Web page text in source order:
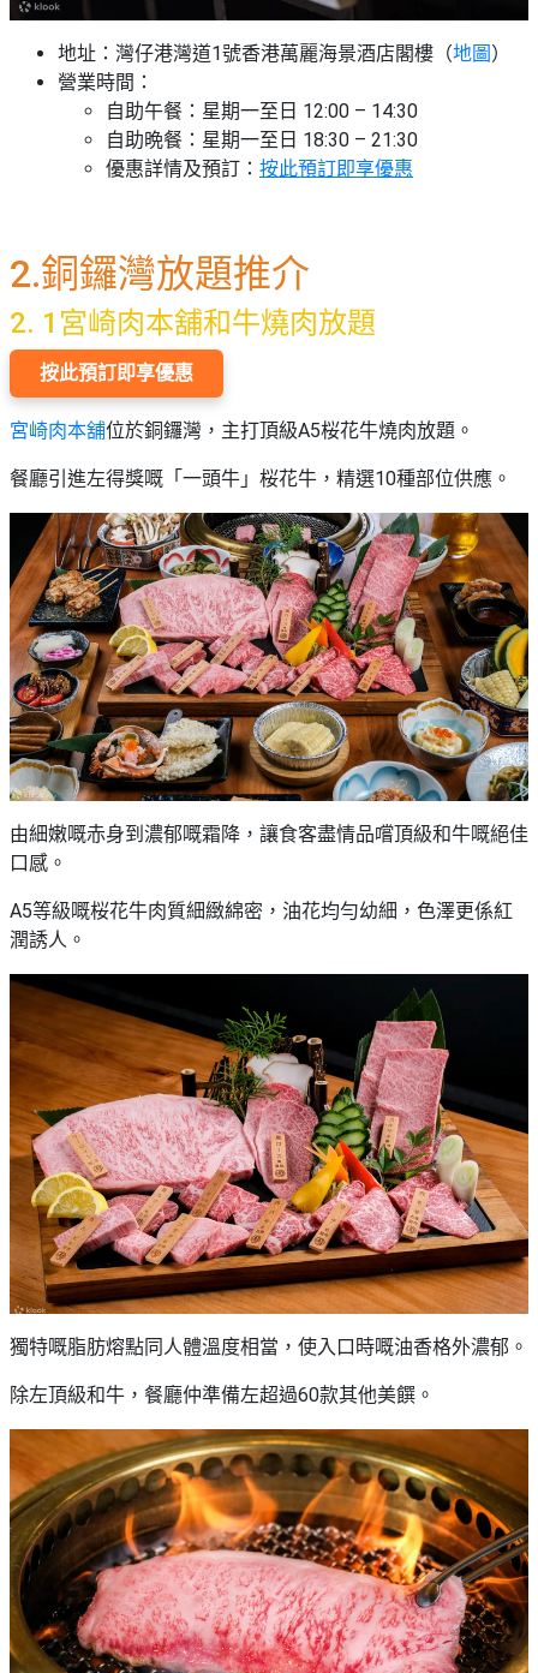
地址：灣仔港灣道1號香港萬麗海景酒店閣樓（地圖 ）
營業時間：
自助午餐：星期一至日 12:00 – 14:30
自助晩餐：星期一至日 18:30 – 21:30
優惠詳情及預訂： 按此預訂即享優惠
2.銅鑼灣放題推介
2. 1宮崎肉本舖和牛燒肉放題
按此預訂即享優惠
宮崎肉本舖位於銅鑼灣，主打頂級A5桜花牛燒肉放題。
餐廳引進左得獎嘅「一頭牛」桜花牛，精選10種部位供應。
由細嫩嘅赤身到濃郁嘅霜降，讓食客盡情品嚐頂級和牛嘅絕佳
口感。
A5等級嘅桜花牛肉質細緻綿密，油花均勻幼細，色澤更係紅
潤誘人。
獨特嘅脂肪熔點同人體溫度相當，使入口時嘅油香格外濃郁。
除左頂級和牛，餐廳仲準備左超過60款其他美饌。